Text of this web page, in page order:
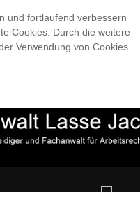
und fortlaufend verbessern
Cookies. Durch die weitere
Verwendung von Cookies